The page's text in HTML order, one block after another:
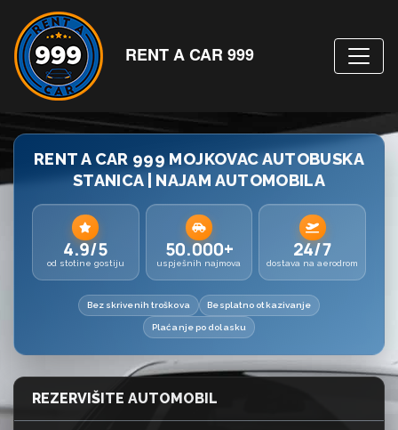
RENT A CAR 999
RENT A CAR 999 MOJKOVAC AUTOBUSKA
STANICA | NAJAM AUTOMOBILA
4.9/5
od stotine gostiju
50.000+
uspješnih najmova
24/7
dostava na aerodrom
Bez skrivenih troškova Besplatno otkazivanje
Plaćanje po dolasku
REZERVIŠITE AUTOMOBIL